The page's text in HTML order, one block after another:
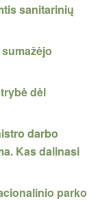
sanitarinių
dėl
darbo
Kas dalinasi
parko